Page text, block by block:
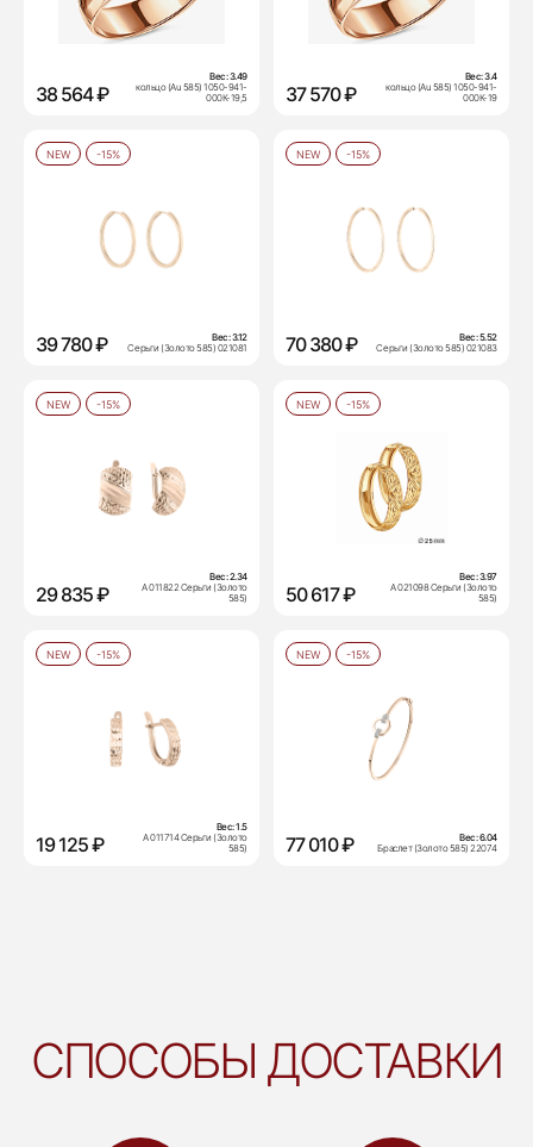
38 564 ₽
Вес:3.49
кольцо (Au 585) 1050-941-
000К-19,5
37 570 ₽
Вес:3.4
кольцо (Au 585) 1050-941-
000К-19
NEW -15%
39 780 ₽ Вес:3.12
Серьги (Золото 585) 021081
NEW -15%
70 380 ₽ Вес:5.52
Серьги (Золото 585) 021083
NEW -15%
29 835 ₽
Вес:2.34
А 011822 Серьги (Золото
585)
NEW -15%
50 617 ₽
Вес:3.97
А 021098 Серьги (Золото
585)
NEW -15%
19 125 ₽
Вес:1.5
А 011714 Серьги (Золото
585)
NEW -15%
77 010 ₽ Вес:6.04
Браслет (Золото 585) 22074
СПОСОБЫ ДОСТАВКИ